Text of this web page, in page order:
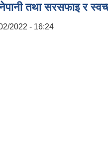
तथा सरसफाइ र
2022 - 16:24